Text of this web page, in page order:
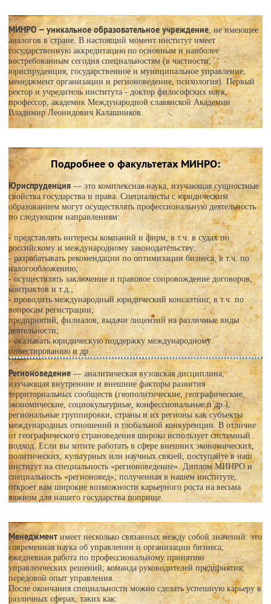
МИНРО — уникальное образовательное учреждение, не имеющее
аналогов в стране. В настоящий момент институт имеет
государственную аккредитацию по основным и наиболее
востребованным сегодня специальностям (в частности,
юриспруденция, государственное и муниципальное управление,
менеджмент организации и регионоведение, психология). Первый
ректор и учредитель института - доктор философских наук,
профессор, академик Международной славянской Академии
Владимир Леонидович Калашников.
Подробнее о факультетах МИНРО:
Юриспруденция — это комплексная наука, изучающая сущностные
свойства государства и права. Специалисты с юридическим
образованием могут осуществлять профессиональную деятельность
по следующим направлениям:
- представлять интересы компаний и фирм, в т.ч. в судах по
российскому и международному законодательству;
- разрабатывать рекомендации по оптимизации бизнеса, в т.ч. по
налогообложению;
- осуществлять заключение и правовое сопровождение договоров,
контрактов и т.д.;
- проводить международный юридический консалтинг, в т.ч. по
вопросам регистрации;
предприятий, филиалов, выдачи лицензий на различные виды
деятельности;
- оказывать юридическую поддержку международному
инвестированию и др.
Регионоведение — аналитическая вузовская дисциплина,
изучающая внутренние и внешние факторы развития
территориальных сообществ (геополитические, географические,
экономические, социокультурные, конфессиональные и др.),
региональные группировки, страны и их регионы как субъекты
международных отношений и глобальной конкуренции. В отличие
от географического страноведения широко использует системный
подход. Если вы хотите работать в сфере внешних экономических,
политических, культурных или научных связей, поступайте в наш
институт на специальность «регионоведение». Диплом МИНРО и
специальность «регионовед», полученная в нашем институте,
откроет вам широкие возможности карьерного роста на весьма
важном для нашего государства поприще.
Менеджмент имеет несколько связанных между собой значений: это
современная наука об управлении и организации бизнеса;
ежедневная работа по профессиональному принятию
управленческих решений; команда руководителей предприятия;
передовой опыт управления.
После окончания специальности можно сделать успешную карьеру в
различных сферах, таких как: